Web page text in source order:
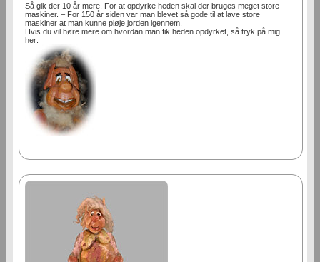
Så gik der 10 år mere. For at opdyrke heden skal der bruges meget store
maskiner. – For 150 år siden var man blevet så gode til at lave store
maskiner at man kunne pløje jorden igennem.
Hvis du vil høre mere om hvordan man fik heden opdyrket, så tryk på mig
her: